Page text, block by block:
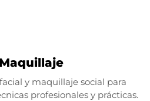
y maquillaje social para
profesionales y prácticas.